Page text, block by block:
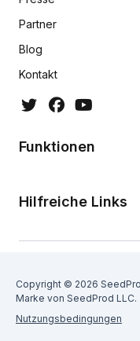
Partner
Blog
Kontakt
Funktionen
Hilfreiche Links
Copyright © 2026
Marke von SeedProd LLC.
Nutzungsbedingungen